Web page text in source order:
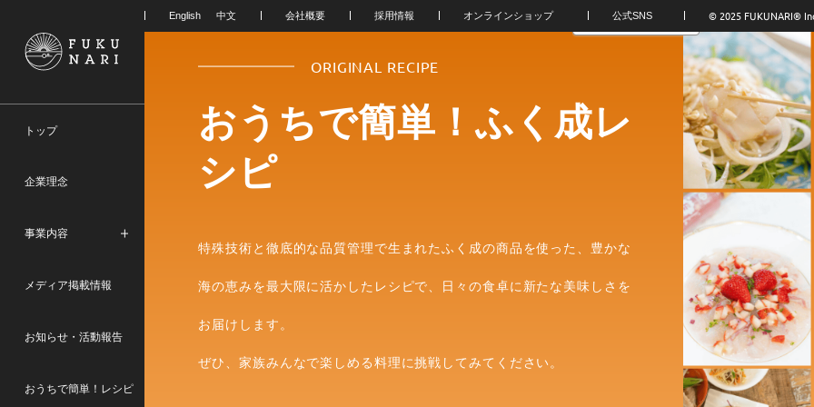
トップ
企業理念
事業内容
メディア掲載情報
お知らせ・活動報告
おうちで簡単！レシピ
会社概要 採用情報 オンラインショップ 公式SNS © 2025 FUKUNARI®︎
ORIGINAL RECIPE
おうちで簡単！ふく成レ
シピ
特殊技術と徹底的な品質管理で生まれたふく成の商品を使った、豊かな
海の恵みを最大限に活かしたレシピで、日々の食卓に新たな美味しさを
お届けします。
ぜひ、家族みんなで楽しめる料理に挑戦してみてください。